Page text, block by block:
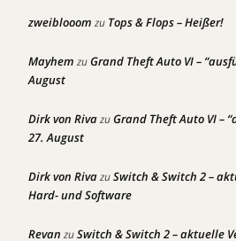
zweiblooom zu Tops & Flops – Heißer!
Mayhem zuGrand Theft Auto VI –
August
Dirk von RivazuGrand Theft Auto VI –
27. August
Dirk von RivazuSwitch & Switch 2 –
Hard- und Software
Revan zuSwitch & Switch 2 – aktuelle